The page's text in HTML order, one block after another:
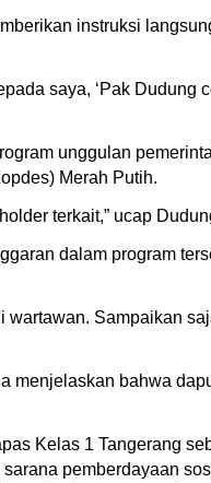
instruksi
saya, ‘Pak Dudung
unggulan
Merah Putih.
terkait,” ucap
dalam program
Sampaikan
bahwa
Kelas 1 Tangerang
pemberdayaan